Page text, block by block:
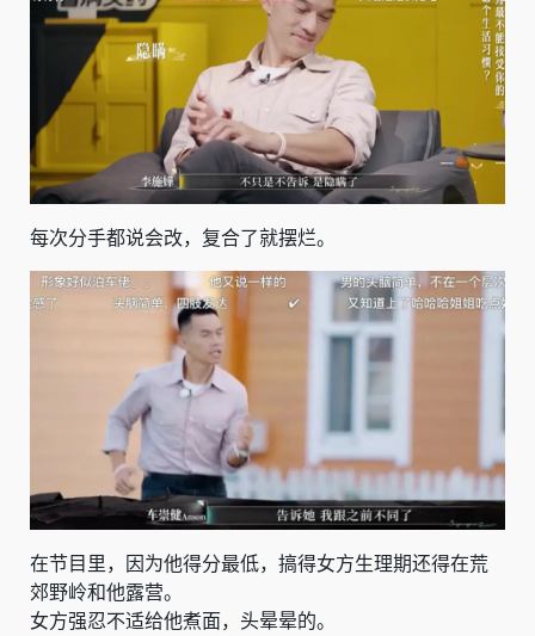
每次分手都说会改，复合了就摆烂。
在节目里，因为他得分最低，搞得女方生理期还得在荒
郊野岭和他露营。
女方强忍不适给他煮面，头晕晕的。